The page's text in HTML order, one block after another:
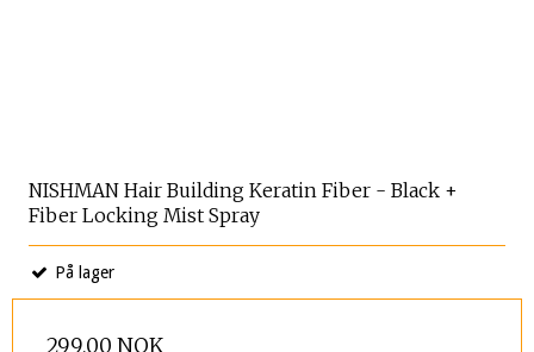
NISHMAN Hair Building Keratin Fiber - Black +
Fiber Locking Mist Spray
På lager
299,00 NOK